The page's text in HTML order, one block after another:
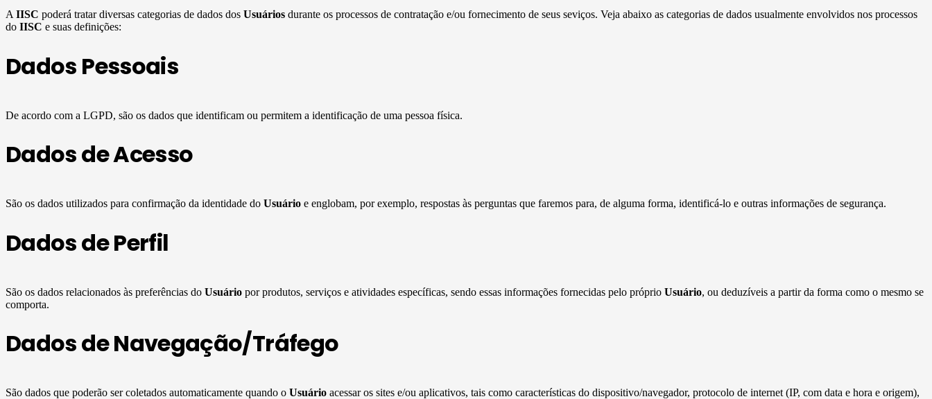
A IISC poderá tratar diversas categorias de dados dos Usuários durante os processos de contratação e/ou fornecimento de seus seviços. Veja abaixo as categorias de dados usualmente envolvidos nos processos
do IISC e suas definições:
Dados Pessoais
De acordo com a LGPD, são os dados que identificam ou permitem a identificação de uma pessoa física.
Dados de Acesso
São os dados utilizados para confirmação da identidade do Usuário e englobam, por exemplo, respostas às perguntas que faremos para, de alguma forma, identificá-lo e outras informações de segurança.
Dados de Perfil
São os dados relacionados às preferências do Usuário por produtos, serviços e atividades específicas, sendo essas informações fornecidas pelo próprio Usuário, ou deduzíveis a partir da forma como o mesmo se
comporta.
Dados de Navegação/Tráfego
São dados que poderão ser coletados automaticamente quando o Usuário acessar os sites e/ou aplicativos, tais como características do dispositivo/navegador, protocolo de internet (IP, com data e hora e origem),